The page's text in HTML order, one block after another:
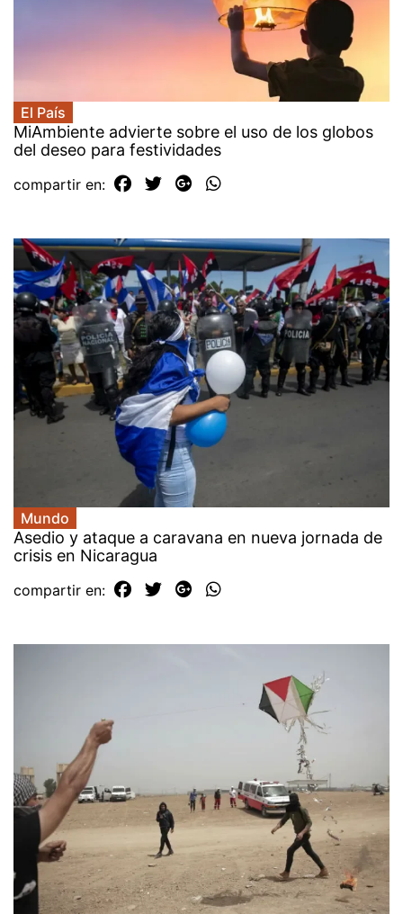
El País
MiAmbiente advierte sobre el uso de los globos
del deseo para festividades
compartir en:
Mundo
Asedio y ataque a caravana en nueva jornada de
crisis en Nicaragua
compartir en: